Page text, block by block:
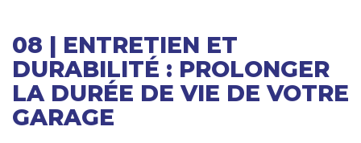
08 | ENTRETIEN ET
DURABILITÉ : PROLONGER
LA DURÉE DE VIE DE VOTRE
GARAGE